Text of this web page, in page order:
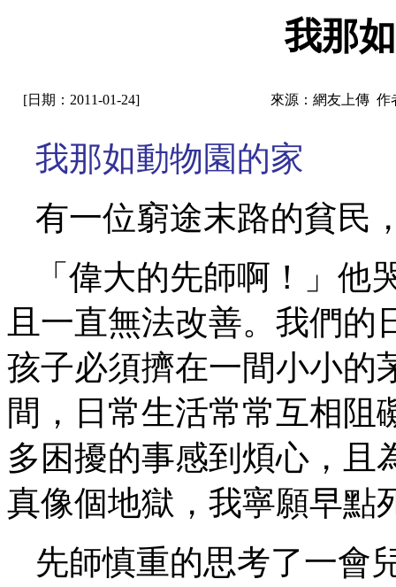
我那
[日期：2011-01-24] 來源：網友上傳 作
我那如動物園的家
有一位窮途末路的貧民
「偉大的先師啊！」
且一直無法改善。我們
孩子必須擠在一間小小的
間，日常生活常常互相阻
多困擾的事感到煩心，
真像個地獄，我寧願早點
先師慎重的思考了一會